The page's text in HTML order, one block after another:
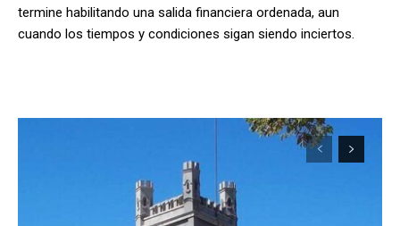
termine habilitando una salida financiera ordenada, aun
cuando los tiempos y condiciones sigan siendo inciertos.